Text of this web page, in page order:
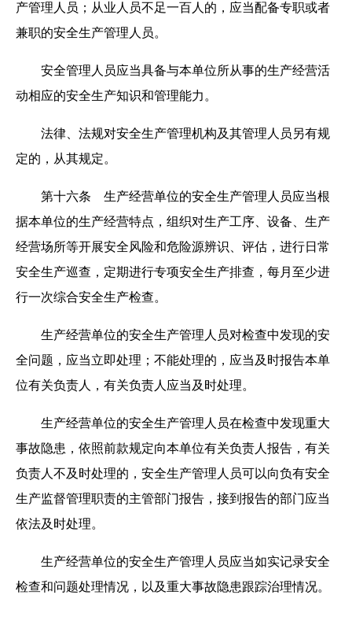
产管理人员；从业人员不足一百人的，应当配备专职或者
兼职的安全生产管理人员。
安全管理人员应当具备与本单位所从事的生产经营活
动相应的安全生产知识和管理能力。
法律、法规对安全生产管理机构及其管理人员另有规
定的，从其规定。
第十六条 生产经营单位的安全生产管理人员应当根
据本单位的生产经营特点，组织对生产工序、设备、生产
经营场所等开展安全风险和危险源辨识、评估，进行日常
安全生产巡查，定期进行专项安全生产排查，每月至少进
行一次综合安全生产检查。
生产经营单位的安全生产管理人员对检查中发现的安
全问题，应当立即处理；不能处理的，应当及时报告本单
位有关负责人，有关负责人应当及时处理。
生产经营单位的安全生产管理人员在检查中发现重大
事故隐患，依照前款规定向本单位有关负责人报告，有关
负责人不及时处理的，安全生产管理人员可以向负有安全
生产监督管理职责的主管部门报告，接到报告的部门应当
依法及时处理。
生产经营单位的安全生产管理人员应当如实记录安全
检查和问题处理情况，以及重大事故隐患跟踪治理情况。